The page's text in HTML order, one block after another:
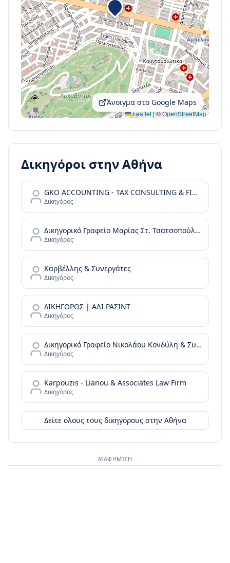
Leaflet|©OpenStreetMap
Άνοιγμα στο Google Maps
Δικηγόροι στηνΑθήνα
GKO ACCOUNTING - TAX CONSULTING & FINANCIAL SERVICES
Δικηγόρος
Δικηγορικό Γραφείο Μαρίας Στ. Τσατσοπούλου LAW it/Maria Tsatsopoulou Law office
Δικηγόρος
Καρβέλλης & Συνεργάτες
Δικηγόρος
ΔΙΚΗΓΟΡΟΣ | ΑΛΙ ΡΑΣΙΝΤ
Δικηγόρος
Δικηγορικό Γραφείο Νικολάου Κονδύλη & Συνεργατών - N. Kondylis & Partners Law Office
Δικηγόρος
Karpouzis - Lianou & Associates Law Firm
Δικηγόρος
Δείτε όλους τους δικηγόρους στην Αθήνα
ΔΙΑΦΉΜΙΣΗ